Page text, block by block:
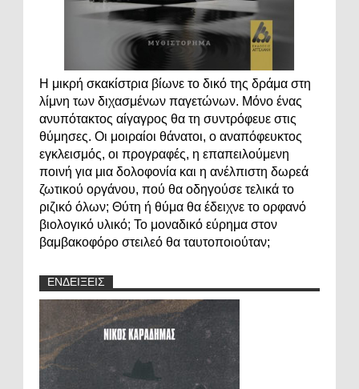
Η μικρή σκακίστρια βίωνε το δικό της δράμα στη
λίμνη των διχασμένων παγετώνων. Μόνο ένας
ανυπότακτος αίγαγρος θα τη συντρόφευε στις
θύμησες. Οι μοιραίοι θάνατοι, ο αναπόφευκτος
εγκλεισμός, οι προγραφές, η επαπειλούμενη
ποινή για μια δολοφονία και η ανέλπιστη δωρεά
ζωτικού οργάνου, πού θα οδηγούσε τελικά το
ριζικό όλων; Θύτη ή θύμα θα έδειχνε το ορφανό
βιολογικό υλικό; Το μοναδικό εύρημα στον
βαμβακοφόρο στειλεό θα ταυτοποιούταν;
ΕΝΔΕΙΞΕΙΣ